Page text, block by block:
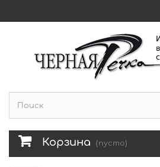
Корзина (пусто)